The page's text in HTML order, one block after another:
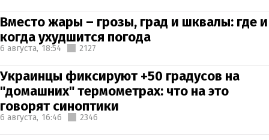
Вместо жары – грозы, град и шквалы: где и
когда ухудшится погода
6 августа, 18:54 2127
Украинцы фиксируют +50 градусов на
"домашних" термометрах: что на это
говорят синоптики
6 августа, 16:46 2346